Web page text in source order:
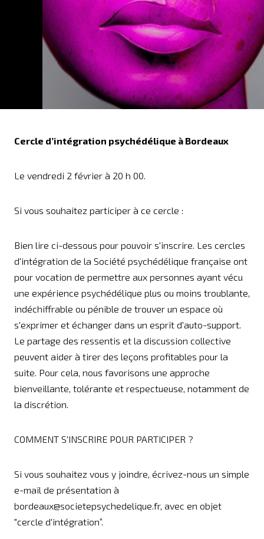
Cercle d’intégration psychédélique à Bordeaux
Le vendredi 2 février à 20 h 00.
Si vous souhaitez participer à ce cercle :
Bien lire ci-dessous pour pouvoir s'inscrire. Les cercles
d'intégration de la Société psychédélique française ont
pour vocation de permettre aux personnes ayant vécu
une expérience psychédélique plus ou moins troublante,
indéchiffrable ou pénible de trouver un espace où
s'exprimer et échanger dans un esprit d'auto-support.
Le partage des ressentis et la discussion collective
peuvent aider à tirer des leçons profitables pour la
suite. Pour cela, nous favorisons une approche
bienveillante, tolérante et respectueuse, notamment de
la discrétion.
COMMENT S'INSCRIRE POUR PARTICIPER ?
Si vous souhaitez vous y joindre, écrivez-nous un simple
e-mail de présentation à
bordeaux@societepsychedelique.fr, avec en objet
"cercle d'intégration”.